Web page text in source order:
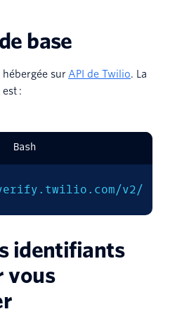
base
sur API de Twilio. La
:
Bash
v2/
identifiants
vous